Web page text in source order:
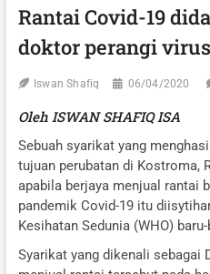
Rantai Covid-19
doktor perangi
Iswan Shafiq 06/04/2020
Oleh ISWAN SHAFIQ ISA
Sebuah syarikat yang
tujuan perubatan di Kostroma,
apabila berjaya menjual rantai
pandemik Covid-19 itu
Kesihatan Sedunia (WHO)
Syarikat yang dikenali sebagai